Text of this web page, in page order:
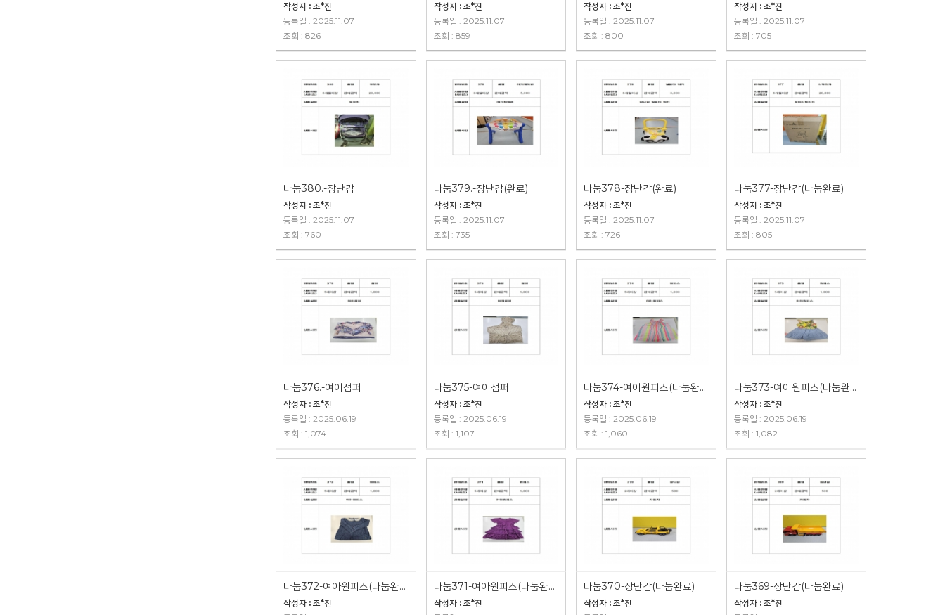
작성자 : 조*진
등록일 : 2025.11.07
조회 : 826
작성자 : 조*진
등록일 : 2025.11.07
조회 : 859
작성자 : 조*진
등록일 : 2025.11.07
조회 : 800
작성자 : 조*진
등록일 : 2025.11.07
조회 : 705
나눔380.-장난감
작성자 : 조*진
등록일 : 2025.11.07
조회 : 760
나눔379.-장난감(완료)
작성자 : 조*진
등록일 : 2025.11.07
조회 : 735
나눔378-장난감(완료)
작성자 : 조*진
등록일 : 2025.11.07
조회 : 726
나눔377-장난감(나눔완료)
작성자 : 조*진
등록일 : 2025.11.07
조회 : 805
나눔376.-여아점퍼
작성자 : 조*진
등록일 : 2025.06.19
조회 : 1,074
나눔375-여아점퍼
작성자 : 조*진
등록일 : 2025.06.19
조회 : 1,107
나눔374-여아원피스(나눔완료)
작성자 : 조*진
등록일 : 2025.06.19
조회 : 1,060
나눔373-여아원피스(나눔완료)
작성자 : 조*진
등록일 : 2025.06.19
조회 : 1,082
나눔372-여아원피스(나눔완료)
작성자 : 조*진
나눔371-여아원피스(나눔완료)
작성자 : 조*진
나눔370-장난감(나눔완료)
작성자 : 조*진
나눔369-장난감(나눔완료)
작성자 : 조*진